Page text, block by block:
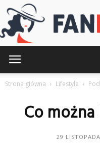
Strona główna Lifestyle
Co można
29